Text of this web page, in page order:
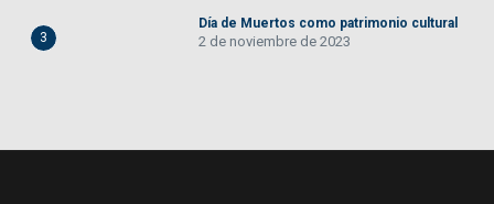
3
Día de Muertos como patrimonio cultural
2 de noviembre de 2023